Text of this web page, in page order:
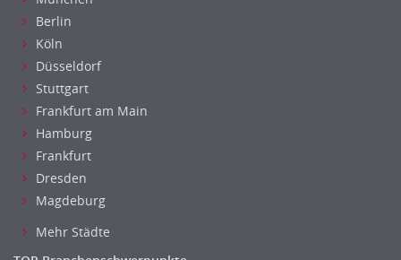
Montage
Beauty, Wellness
Elektrik, Sanitär, Heizung, Klima
Fertigung, Produktion
Gastronomie, Hotellerie
Holzhandwerk
Handwerk, Dienstleistung & Fertigung Leitung, Teamleitung
Maler, Lackierer
Mechaniker
Metallhandwerk
Nahrungsmittelherstellung, -verarbeitung
Berlin
Köln
Düsseldorf
Stuttgart
Frankfurt am Main
Hamburg
Frankfurt
Dresden
Magdeburg
Mehr Städte